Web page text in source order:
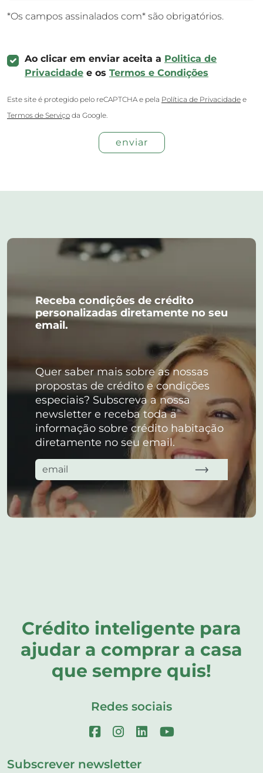
*Os campos assinalados com* são obrigatórios.
Ao clicar em enviar aceita a Politica de
Privacidade e os Termos e Condições
Este site é protegido pelo reCAPTCHA e pela Política de Privacidade e
Termos de Serviço da Google.
enviar
Receba condições de crédito
personalizadas diretamente no seu
email.
Quer saber mais sobre as nossas
propostas de crédito e condições
especiais? Subscreva a nossa
newsletter e receba toda a
informação sobre crédito habitação
diretamente no seu email.
Crédito inteligente para
ajudar a comprar a casa
que sempre quis!
Redes sociais
Subscrever newsletter